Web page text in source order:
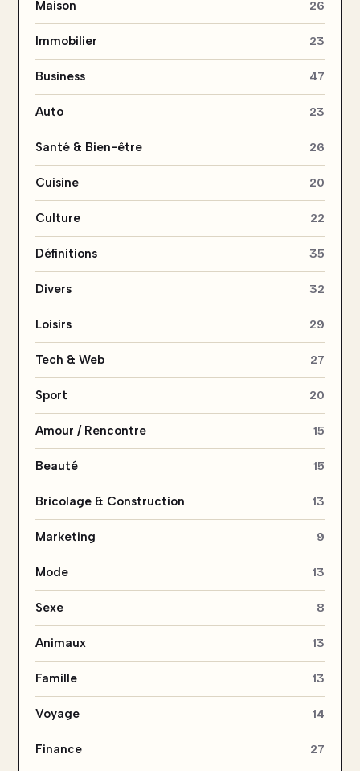
Maison 26
Immobilier 23
Business 47
Auto 23
Santé & Bien-être 26
Cuisine 20
Culture 22
Définitions 35
Divers 32
Loisirs 29
Tech & Web 27
Sport 20
Amour / Rencontre 15
Beauté 15
Bricolage & Construction 13
Marketing 9
Mode 13
Sexe 8
Animaux 13
Famille 13
Voyage 14
Finance 27